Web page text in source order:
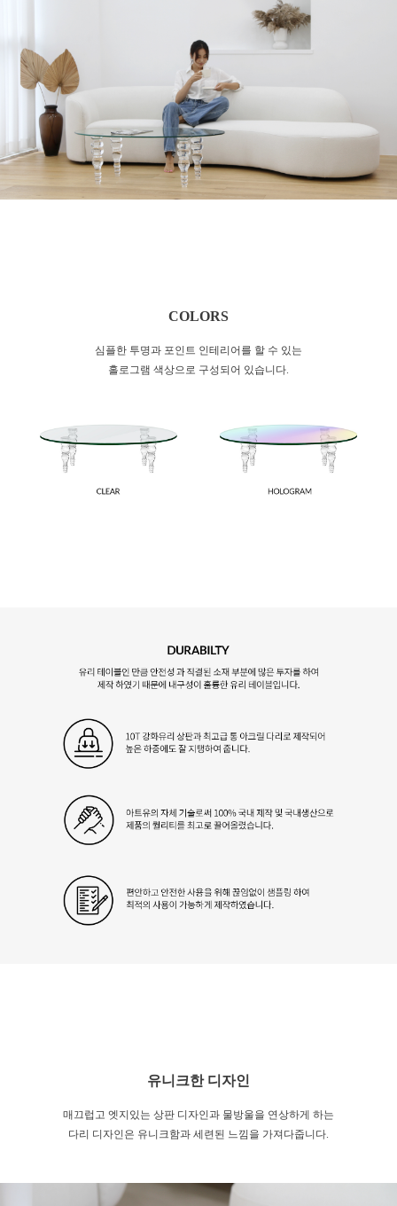
COLORS
심플한 투명과 포인트 인테리어를 할 수 있는
홀로그램 색상으로 구성되어 있습니다.
유니크한 디자인
매끄럽고 엣지있는 상판 디자인과 물방울을 연상하게 하는
다리 디자인은 유니크함과 세련된 느낌을 가져다줍니다.